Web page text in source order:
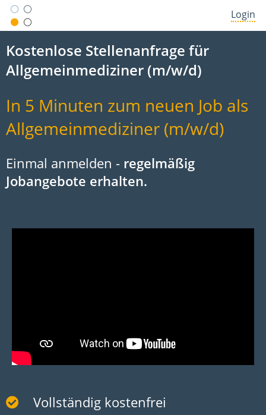
Login
Kostenlose Stellenanfrage für
Allgemeinmediziner (m/w/d)
In 5 Minuten zum neuen Job als
Allgemeinmediziner (m/w/d)
Einmal anmelden - regelmäßig
Jobangebote erhalten.
Vollständig kostenfrei